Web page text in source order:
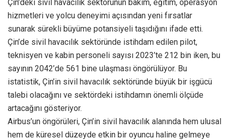
Çin’deki sivil havacılık sektörünün bakım, eğitim, operasyon
hizmetleri ve yolcu deneyimi açısından yeni fırsatlar
sunarak sürekli büyüme potansiyeli taşıdığını ifade etti.
Çin’de sivil havacılık sektöründe istihdam edilen pilot,
teknisyen ve kabin personeli sayısı 2023’te 212 bin iken, bu
sayının 2042’de 561 bine ulaşması öngörülüyor. Bu
istatistik, Çin’in sivil havacılık sektöründe büyük bir işgücü
talebi olacağını ve sektördeki istihdamın önemli ölçüde
artacağını gösteriyor.
Airbus’un öngörüleri, Çin’in sivil havacılık alanında hem ulusal
hem de küresel düzeyde etkin bir oyuncu haline gelmeye